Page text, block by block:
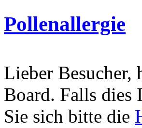
Pollenallergie
Lieber
Board. Falls dies
Sie sich bitte die